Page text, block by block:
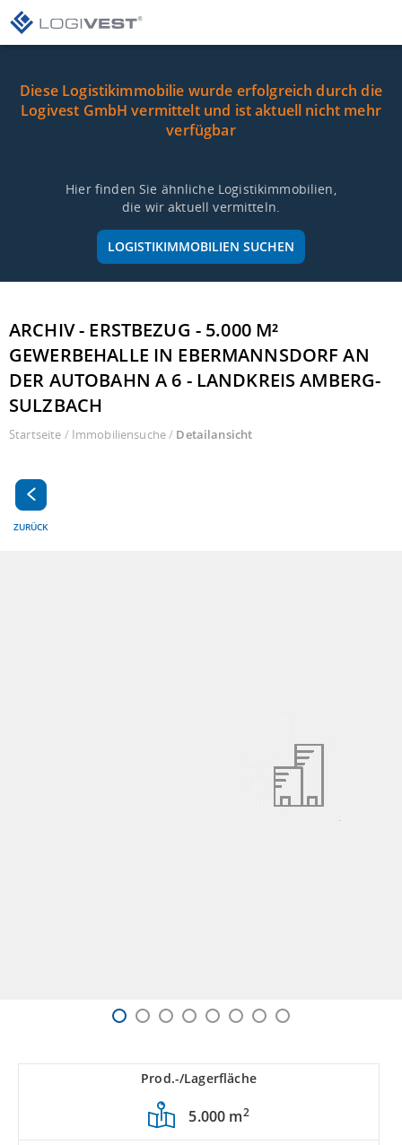
Diese Logistikimmobilie wurde erfolgreich durch die
Logivest GmbH vermittelt und ist aktuell nicht mehr
verfügbar
Hier finden Sie ähnliche Logistikimmobilien,
die wir aktuell vermitteln.
LOGISTIKIMMOBILIEN SUCHEN
ARCHIV - ERSTBEZUG - 5.000 M²
GEWERBEHALLE IN EBERMANNSDORF AN
DER AUTOBAHN A 6 - LANDKREIS AMBERG-
SULZBACH
Startseite / Immobiliensuche/ Detailansicht
ZURÜCK
Prod.-/Lagerfläche
5.000 m2